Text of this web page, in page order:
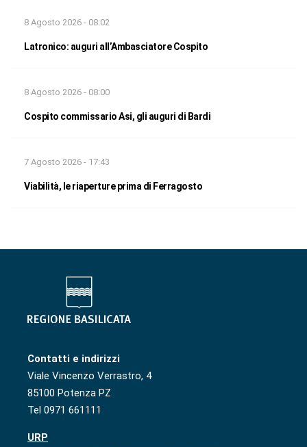
8 Agosto 2026 - 08:02
Latronico: auguri all’Ambasciatore Cospito
8 Agosto 2026 - 08:00
Cospito commissario Asi, gli auguri di Bardi
7 Agosto 2026 - 17:43
Viabilità, le riaperture prima di Ferragosto
Contatti e indirizzi
Viale Vincenzo Verrastro, 4
85100 Potenza PZ
Tel 0971 661111
URP